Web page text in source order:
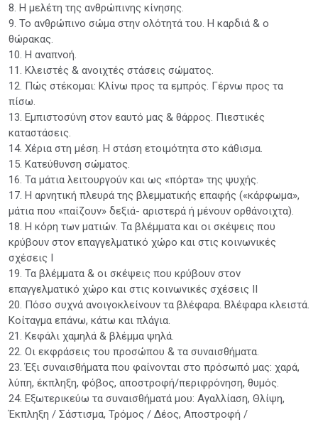
8. Η μελέτη της ανθρώπινης κίνησης.
9. Το ανθρώπινο σώμα στην ολότητά του. Η καρδιά & ο
θώρακας.
10. Η αναπνοή.
11. Κλειστές & ανοιχτές στάσεις σώματος.
12. Πώς στέκομαι: Κλίνω προς τα εμπρός. Γέρνω προς τα
πίσω.
13. Εμπιστοσύνη στον εαυτό μας & θάρρος. Πιεστικές
καταστάσεις.
14. Χέρια στη μέση. Η στάση ετοιμότητα στο κάθισμα.
15. Κατεύθυνση σώματος.
16. Τα μάτια λειτουργούν και ως «πόρτα» της ψυχής.
17. Η αρνητική πλευρά της βλεμματικής επαφής («κάρφωμα»,
μάτια που «παίζουν» δεξιά- αριστερά ή μένουν ορθάνοιχτα).
18. Η κόρη των ματιών. Τα βλέμματα και οι σκέψεις που
κρύβουν στον επαγγελματικό χώρο και στις κοινωνικές
σχέσεις Ι
19. Τα βλέμματα & οι σκέψεις που κρύβουν στον
επαγγελματικό χώρο και στις κοινωνικές σχέσεις ΙΙ
20. Πόσο συχνά ανοιγοκλείνουν τα βλέφαρα. Βλέφαρα κλειστά.
Κοίταγμα επάνω, κάτω και πλάγια.
21. Κεφάλι χαμηλά & βλέμμα ψηλά.
22. Οι εκφράσεις του προσώπου & τα συναισθήματα.
23. Έξι συναισθήματα που φαίνονται στο πρόσωπό μας: χαρά,
λύπη, έκπληξη, φόβος, αποστροφή/περιφρόνηση, θυμός.
24. Εξωτερικεύω τα συναισθήματά μου: Αγαλλίαση, Θλίψη,
Έκπληξη / Σάστισμα, Τρόμος / Δέος, Αποστροφή /